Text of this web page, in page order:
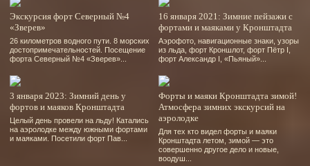
Экскурсия форт Северный №4
«Зверев»
26 километров водного пути. 8 морских
достопримечательностей. Посещение
форта Северный №4 «Зверев»...
16 января 2021: Зимние пейзажи с
фортами и маяками у Кронштадта
Аэрофото, навигационные знаки, узоры
из льда, форт Кроншлот, форт Пётр І,
форт Александр І, «Пьяный»...
3 января 2023: Зимний день у
фортов и маяков Кронштадта
Целый день провели на льду! Катались
на аэролодке между южными фортами
и маяками. Посетили форт Пав...
Форты и маяки Кронштадта зимой!
Атмосфера зимних экскурсий на
аэролодке
Для тех кто видел форты и маяки
Кронштадта летом, зимой — это
совершенно другое дело и новые,
воодуш...